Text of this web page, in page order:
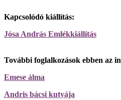
Kapcsolódó kiállítás:
Jósa András Emlékkiállítás
További foglalkozások ebben az
Emese álma
Andris bácsi kutyája